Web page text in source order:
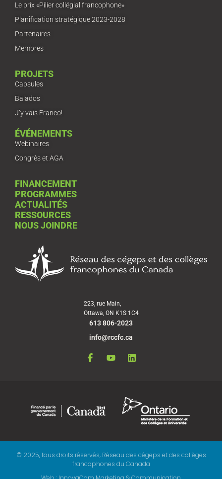
223, rue Main,
Ottawa, ON K1S 1C4
613 806-2023
info@rccfc.ca
Le prix «Pilier collégial francophone»
Planification stratégique 2023-2028
Partenaires
Membres
PROJETS
Capsules
Balados
J’y vais Franco!
ÉVÉNEMENTS
Webinaires
Congrès et AGA
FINANCEMENT
PROGRAMMES
ACTUALITÉS
RESSOURCES
NOUS JOINDRE
© 2025, tous droits réservés, Réseau des cégeps et des collèges
francophones du Canada